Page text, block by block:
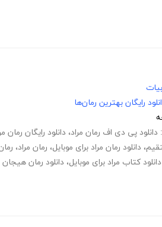
رایگان بهترین رمان‌ها
دانلود پی دی اف رمان مراد، دانلود رایگان رمان
، دانلود رمان مراد برای موبایل، رمان مراد،
دانلود کتاب مراد برای موبایل، دانلود رمان هیجان